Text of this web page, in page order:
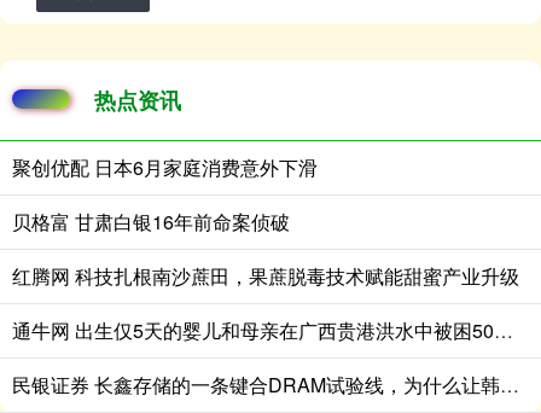
热点资讯
聚创优配 日本6月家庭消费意外下滑
贝格富 甘肃白银16年前命案侦破
红腾网 科技扎根南沙蔗田，果蔗脱毒技术赋能甜蜜产业升级
通牛网 出生仅5天的婴儿和母亲在广西贵港洪水中被困50小时后被救
民银证券 长鑫存储的一条键合DRAM试验线，为什么让韩国存储产业警觉？